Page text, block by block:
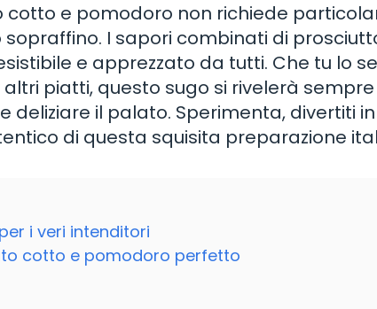
cotto e pomodoro non richiede
I sapori combinati di
e apprezzato da tutti. Che tu lo
piatti, questo sugo si rivelerà
deliziare il palato. Sperimenta, divertiti
di questa squisita preparazione
i veri intenditori
cotto e pomodoro perfetto